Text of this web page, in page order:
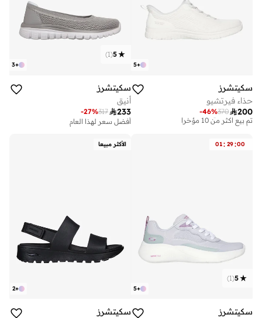
+
5
سكيتشرز
حذاء فيرتشيو
200
370
-46%
توصيل مجاني
تم بيع أكثر من 10 مؤخرا
توصيل مجاني
+
3
5
(
1
)
سكيتشرز
أنيق
233
317
-27%
أفضل سعر لهذا العام
توصيل مجاني
أفضل سعر لهذا العام
01: 29:00
+
5
5
(
1
)
سكيتشرز
الأكثر مبيعا
+
2
سكيتشرز